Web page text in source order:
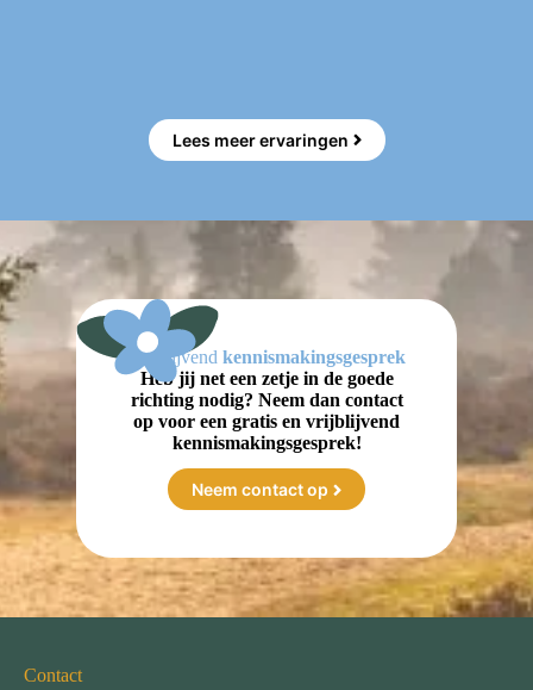
Lees meer ervaringen
Vrijblijvend kennismakingsgesprek
Heb jij net een zetje in de goede
richting nodig? Neem dan contact
op voor een gratis en vrijblijvend
kennismakingsgesprek!
Neem contact op
Contact